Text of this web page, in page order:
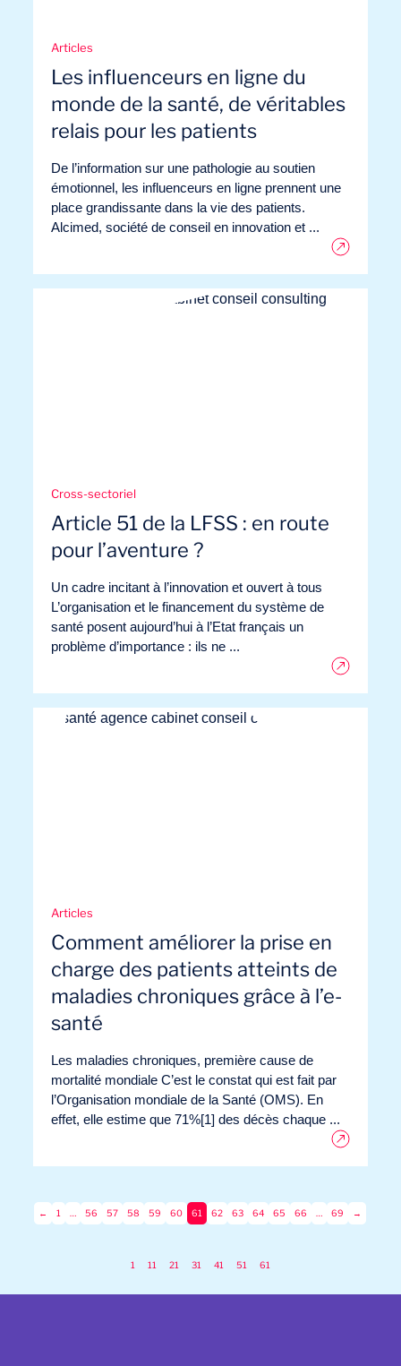
Articles
Les influenceurs en ligne du
monde de la santé, de véritables
relais pour les patients
De l’information sur une pathologie au soutien
émotionnel, les influenceurs en ligne prennent une
place grandissante dans la vie des patients.
Alcimed, société de conseil en innovation et ...
Cross-sectoriel
Article 51 de la LFSS : en route
pour l’aventure ?
Un cadre incitant à l’innovation et ouvert à tous
L’organisation et le financement du système de
santé posent aujourd’hui à l’Etat français un
problème d’importance : ils ne ...
Articles
Comment améliorer la prise en
charge des patients atteints de
maladies chroniques grâce à l’e-
santé
Les maladies chroniques, première cause de
mortalité mondiale C’est le constat qui est fait par
l’Organisation mondiale de la Santé (OMS). En
effet, elle estime que 71%[1] des décès chaque ...
← 1 … 56 57 58 59 60 61 62 63 64 65 66 … 69 →
1 11 21 31 41 51 61